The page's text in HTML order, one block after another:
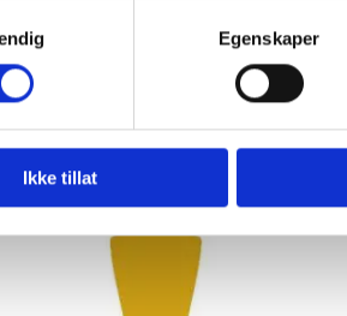
enheten din ved å aktivt skanne
kan du lese om hvordan dine
tiden endre eller trekke tilbake ditt
for å gi innhold og
vår. Vi deler dessuten
annonsering og analysearbeid, som
de har samlet inn gjennom din bruk
Egenskaper
Ikke tillat